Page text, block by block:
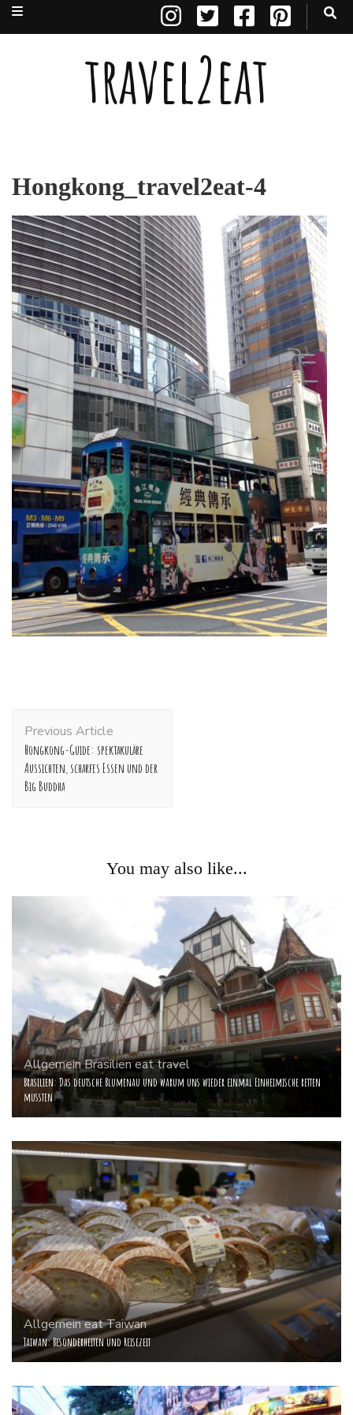
travel2eat
Hongkong_travel2eat-4
Navigation
Previous Article
Hongkong-Guide: spektakuläre
Aussichten, scharfes Essen und der
Big Buddha
You may also like...
AllgemeinBrasilieneattravel
Brasilien: Das deutsche Blumenau und warum uns wieder einmal Einheimische retten
mussten
AllgemeineatTaiwan
Taiwan: Besonderheiten und Reisezeit